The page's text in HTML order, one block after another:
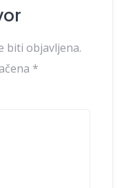
biti objavljena.
*